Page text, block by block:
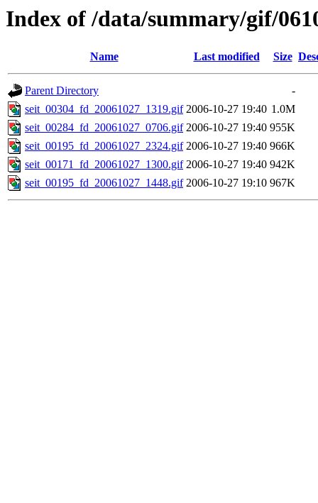
Index of /data/summary/gif/
Name Last modified Size
Parent Directory
-
seit_00304_fd_20061027_1319.gif 2006-10-27 19:40 1.0M
seit_00284_fd_20061027_0706.gif 2006-10-27 19:40 955K
seit_00195_fd_20061027_2324.gif 2006-10-27 19:40 966K
seit_00171_fd_20061027_1300.gif 2006-10-27 19:40 942K
seit_00195_fd_20061027_1448.gif 2006-10-27 19:10 967K